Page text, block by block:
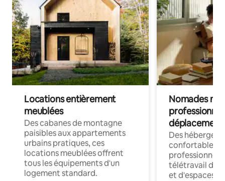
Locations entièrement
meublées
Des cabanes de montagne
paisibles aux appartements
urbains pratiques, ces
locations meublées offrent
tous les équipements d'un
logement standard.
Nomades
déplacement
Des
confortables
professionnels
télétravail
et d'espaces